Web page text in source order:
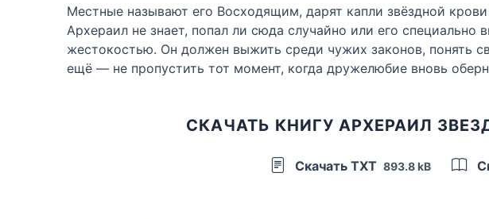
Местные называют его Восходящим, дарят капли звёздной
Архераил не знает, попал ли сюда случайно или его
жестокостью. Он должен выжить среди чужих законов, понять
ещё — не пропустить тот момент, когда дружелюбие вновь
СКАЧАТЬ КНИГУ АРХЕРАИЛ
Скачать TXT 893.8 kB